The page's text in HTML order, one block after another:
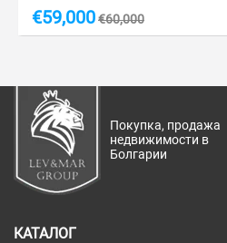
60,000
Покупка, продажа
недвижимости в
Болгарии
КАТАЛОГ